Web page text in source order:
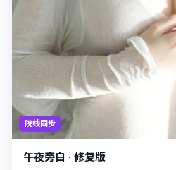
院线同步
午夜旁白 · 修复版